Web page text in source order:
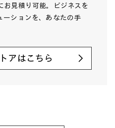
お見積り可能。ビジネスを
ーションを、あなたの手
アはこちら